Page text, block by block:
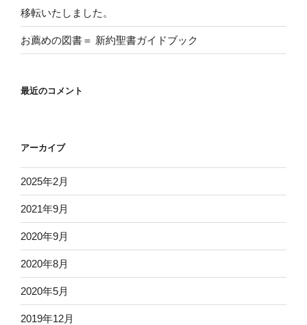
移転いたしました。
お薦めの図書＝ 新約聖書ガイドブック
最近のコメント
アーカイブ
2025年2月
2021年9月
2020年9月
2020年8月
2020年5月
2019年12月